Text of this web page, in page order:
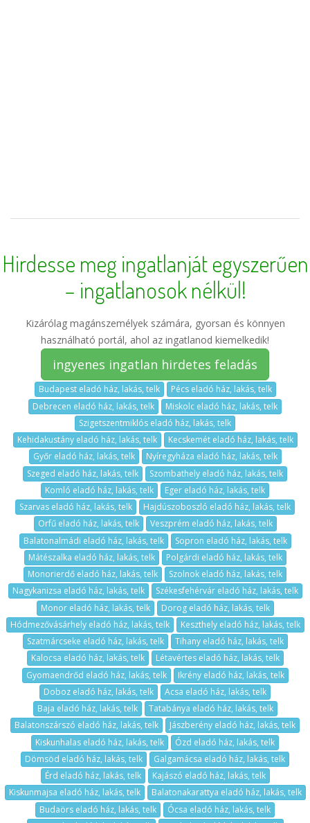
Hirdesse meg ingatlanját egyszerűen
– ingatlanosok nélkül!
Kizárólag magánszemélyek számára, gyorsan és könnyen
használható portál, ahol az ingatlanod kiemelkedik!
ingyenes ingatlan hirdetes feladás
Budapest eladó ház, lakás, telk
Pécs eladó ház, lakás, telk
Debrecen eladó ház, lakás, telk
Miskolc eladó ház, lakás, telk
Szigetszentmiklós eladó ház, lakás, telk
Kehidakustány eladó ház, lakás, telk
Kecskemét eladó ház, lakás, telk
Győr eladó ház, lakás, telk
Nyíregyháza eladó ház, lakás, telk
Szeged eladó ház, lakás, telk
Szombathely eladó ház, lakás, telk
Komló eladó ház, lakás, telk
Eger eladó ház, lakás, telk
Szarvas eladó ház, lakás, telk
Hajdúszoboszló eladó ház, lakás, telk
Orfű eladó ház, lakás, telk
Veszprém eladó ház, lakás, telk
Balatonalmádi eladó ház, lakás, telk
Sopron eladó ház, lakás, telk
Mátészalka eladó ház, lakás, telk
Polgárdi eladó ház, lakás, telk
Monorierdő eladó ház, lakás, telk
Szolnok eladó ház, lakás, telk
Nagykanizsa eladó ház, lakás, telk
Székesfehérvár eladó ház, lakás, telk
Monor eladó ház, lakás, telk
Dorog eladó ház, lakás, telk
Hódmezővásárhely eladó ház, lakás, telk
Keszthely eladó ház, lakás, telk
Szatmárcseke eladó ház, lakás, telk
Tihany eladó ház, lakás, telk
Kalocsa eladó ház, lakás, telk
Létavértes eladó ház, lakás, telk
Gyomaendrőd eladó ház, lakás, telk
Ikrény eladó ház, lakás, telk
Doboz eladó ház, lakás, telk
Acsa eladó ház, lakás, telk
Baja eladó ház, lakás, telk
Tatabánya eladó ház, lakás, telk
Balatonszárszó eladó ház, lakás, telk
Jászberény eladó ház, lakás, telk
Kiskunhalas eladó ház, lakás, telk
Ózd eladó ház, lakás, telk
Dömsöd eladó ház, lakás, telk
Galgamácsa eladó ház, lakás, telk
Érd eladó ház, lakás, telk
Kajászó eladó ház, lakás, telk
Kiskunmajsa eladó ház, lakás, telk
Balatonakarattya eladó ház, lakás, telk
Budaörs eladó ház, lakás, telk
Ócsa eladó ház, lakás, telk